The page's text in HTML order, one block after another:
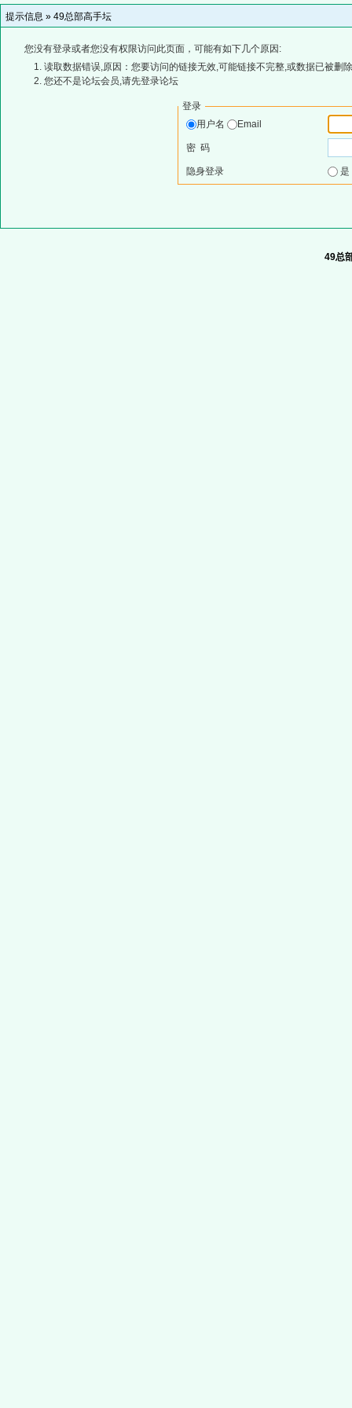
提示信息 » 49总部高手坛
您没有登录或者您没有权限访问此页面，可能有如下几个原因:
读取数据错误,原因：您要访问的链接无效,可能链接不完整,或数据已被删
您还不是论坛会员,请先登录论坛
登录
用户名
Email
密 码
隐身登录
49总